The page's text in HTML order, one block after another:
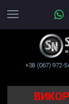
+38 (067) 972-